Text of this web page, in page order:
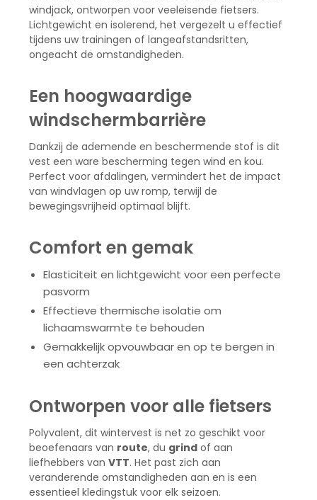
windjack, ontworpen voor veeleisende fietsers.
Lichtgewicht en isolerend, het vergezelt u effectief
tijdens uw trainingen of langeafstandsritten,
ongeacht de omstandigheden.
Een hoogwaardige
windschermbarrière
Dankzij de ademende en beschermende stof is dit
vest een ware bescherming tegen wind en kou.
Perfect voor afdalingen, vermindert het de impact
van windvlagen op uw romp, terwijl de
bewegingsvrijheid optimaal blijft.
Comfort en gemak
Elasticiteit en lichtgewicht voor een perfecte
pasvorm
Effectieve thermische isolatie om
lichaamswarmte te behouden
Gemakkelijk opvouwbaar en op te bergen in
een achterzak
Ontworpen voor alle fietsers
Polyvalent, dit wintervest is net zo geschikt voor
beoefenaars van route, du grind of aan
liefhebbers van VTT. Het past zich aan
veranderende omstandigheden aan en is een
essentieel kledingstuk voor elk seizoen.